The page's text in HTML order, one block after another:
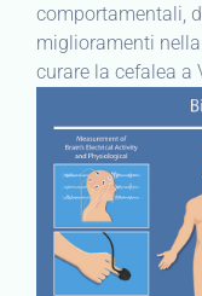
comportamentali,
miglioramenti
curare la cefalea a